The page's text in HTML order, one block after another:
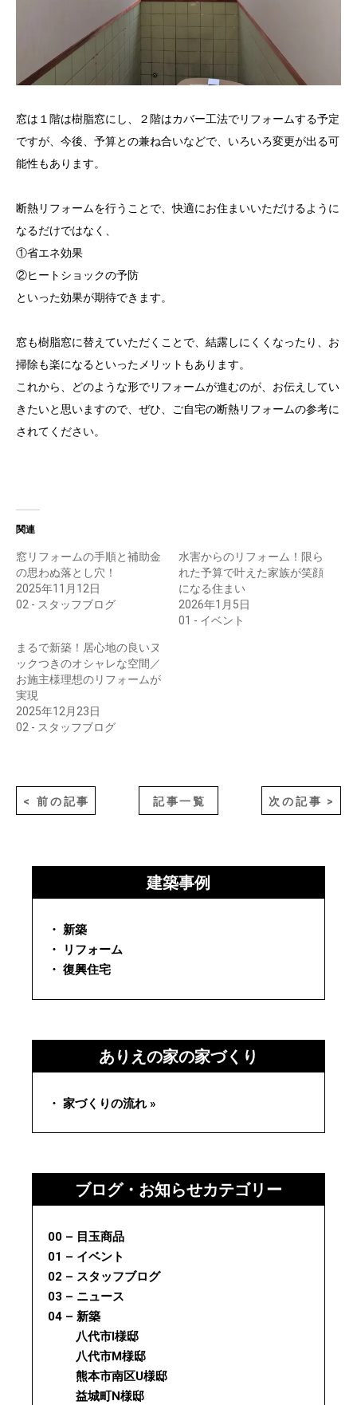
窓は１階は樹脂窓にし、２階はカバー工法でリフォームする予定
ですが、今後、予算との兼ね合いなどで、いろいろ変更が出る可
能性もあります。
断熱リフォームを行うことで、快適にお住まいいただけるように
なるだけではなく、
①省エネ効果
②ヒートショックの予防
といった効果が期待できます。
窓も樹脂窓に替えていただくことで、結露しにくくなったり、お
掃除も楽になるといったメリットもあります。
これから、どのような形でリフォームが進むのが、お伝えしてい
きたいと思いますので、ぜひ、ご自宅の断熱リフォームの参考に
されてください。
関連
窓リフォームの手順と補助金
の思わぬ落とし穴！
2025年11月12日
02 - スタッフブログ
水害からのリフォーム！限ら
れた予算で叶えた家族が笑顔
になる住まい
2026年1月5日
01 - イベント
まるで新築！居心地の良いヌ
ックつきのオシャレな空間／
お施主様理想のリフォームが
実現
2025年12月23日
02 - スタッフブログ
< 前の記事 記事一覧 次の記事 >
建築事例
・ 新築
・ リフォーム
・ 復興住宅
ありえの家の家づくり
・ 家づくりの流れ »
ブログ・お知らせカテゴリー
00 – 目玉商品
01 – イベント
02 – スタッフブログ
03 – ニュース
04 – 新築
八代市I様邸
八代市M様邸
熊本市南区U様邸
益城町N様邸